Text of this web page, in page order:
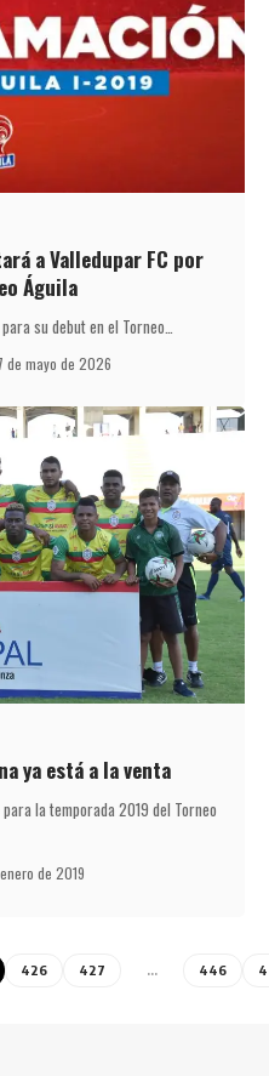
a Valledupar FC por
Águila
su debut en el Torneo…
de mayo de 2026
ya está a la venta
la temporada 2019 del Torneo
de 2019
426 427 … 446